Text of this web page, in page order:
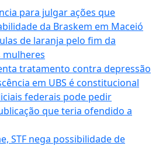
para julgar ações que
da Braskem em Maceió
de laranja pelo fim da
mulheres
tratamento contra depressão
em UBS é constitucional
federais pode pedir
que teria ofendido a
STF nega possibilidade de